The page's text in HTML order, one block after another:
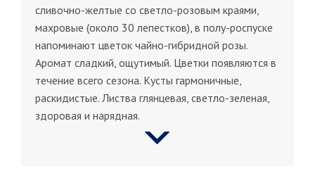
сливочно-желтые со светло-розовым краями,
махровые (около 30 лепестков), в полу-роспуске
напоминают цветок чайно-гибридной розы.
Аромат сладкий, ощутимый. Цветки появляются в
течение всего сезона. Кусты гармоничные,
раскидистые. Листва глянцевая, светло-зеленая,
здоровая и нарядная.